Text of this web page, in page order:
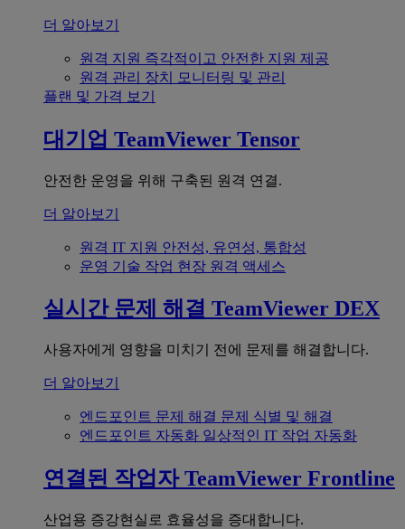
더 알아보기
원격 지원 즉각적이고 안전한 지원 제공
원격 관리 장치 모니터링 및 관리
플랜 및 가격 보기
대기업 TeamViewer Tensor
안전한 운영을 위해 구축된 원격 연결.
더 알아보기
원격 IT 지원 안전성, 유연성, 통합성
운영 기술 작업 현장 원격 액세스
실시간 문제 해결 TeamViewer DEX
사용자에게 영향을 미치기 전에 문제를 해결합니다.
더 알아보기
엔드포인트 문제 해결 문제 식별 및 해결
엔드포인트 자동화 일상적인 IT 작업 자동화
연결된 작업자 TeamViewer Frontline
산업용 증강현실로 효율성을 증대합니다.